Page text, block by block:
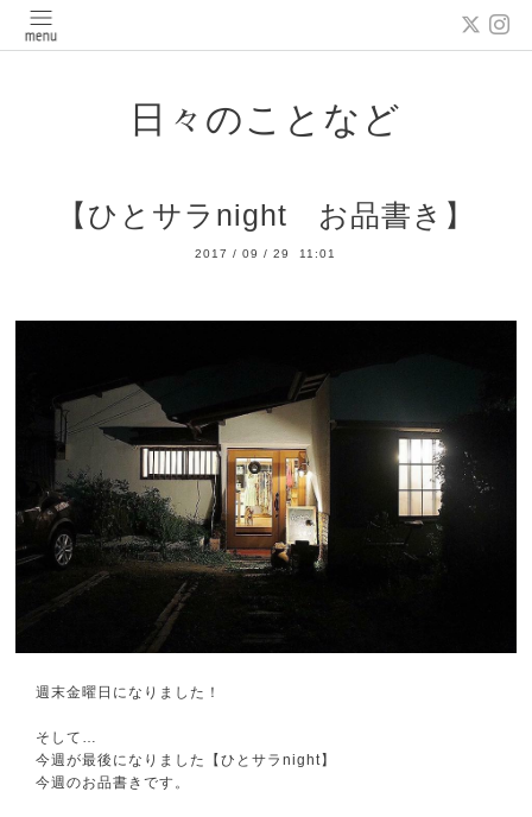
日々のことなど
【ひとサラnight お品書き】
2017 /09 /29 11:01
週末金曜日になりました！
そして…
今週が最後になりました【ひとサラnight】
今週のお品書きです。